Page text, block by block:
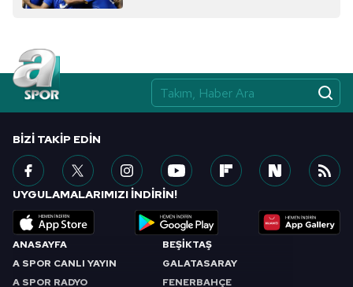
ANASAYFA
A SPOR CANLI YAYIN
A SPOR RADYO
BEŞİKTAŞ
GALATASARAY
FENERBAHÇE
BIZI TAKIP EDIN
UYGULAMALARIMIZI İNDİRİN!